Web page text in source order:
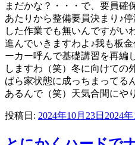
まだかな？・・・で、要員確
あたりから整備要員決まり♪
した作業でも無いんですがい
進んでいきますわよ♪我も板
ーカー呼んで基礎講習を再編
しますわ（笑）冬に向けての
ばら家状態に成っちまってる
あるんで（笑）天気合間にや
投稿日: 2024年10月23日 2024年